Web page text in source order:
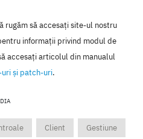
rugăm să accesaţi site-ul nostru
informaţii privind modul de
accesaţi articolul din manualul
şi patch-uri.
Client Gestiune